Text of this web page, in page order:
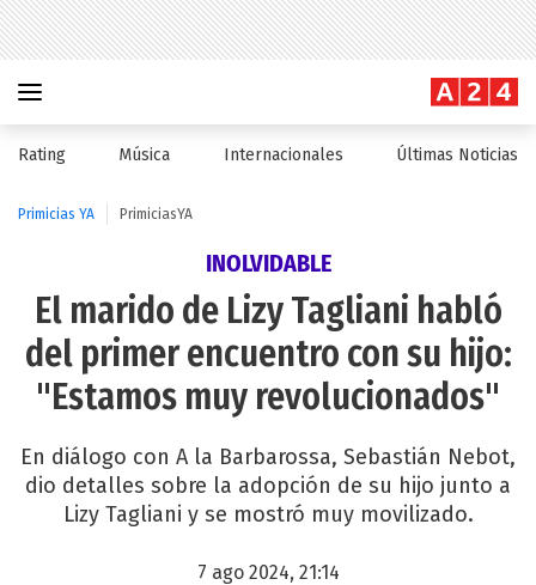
Rating Música Internacionales Últimas Noticias
Primicias YA PrimiciasYA
INOLVIDABLE
El marido de Lizy Tagliani habló
del primer encuentro con su hijo:
"Estamos muy revolucionados"
En diálogo con A la Barbarossa, Sebastián Nebot,
dio detalles sobre la adopción de su hijo junto a
Lizy Tagliani y se mostró muy movilizado.
7 ago 2024, 21:14